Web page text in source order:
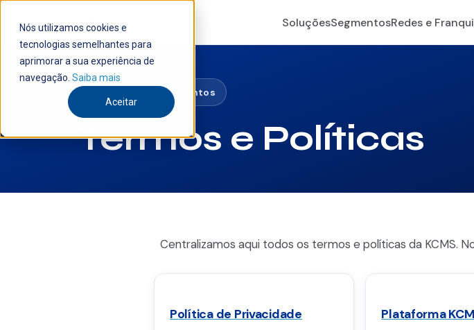
Nós utilizamos cookies e
tecnologias semelhantes para
aprimorar a sua experiência de
navegação. Saiba mais
Aceitar
SoluçõesSegmentosRedes e
Central de documentos
Termos e Políticas
Centralizamos aqui todos os termos e políticas da KCMS.
Política de Privacidade Plataforma